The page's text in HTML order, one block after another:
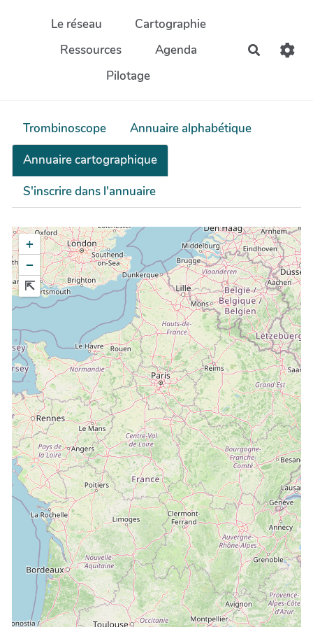
Aller au contenu principal
Le réseau
Cartographie
Ressources
Agenda
Pilotage
Trombinoscope
Annuaire alphabétique
Annuaire cartographique
S'inscrire dans l'annuaire
+
−